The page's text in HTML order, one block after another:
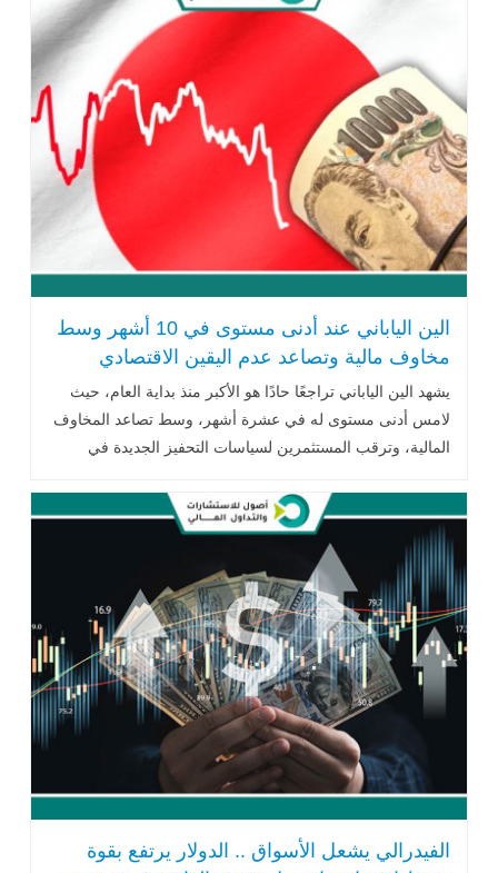
الين الياباني عند أدنى مستوى في 10 أشهر وسط
مخاوف مالية وتصاعد عدم اليقين الاقتصادي
يشهد الين الياباني تراجعًا حادًا هو الأكبر منذ بداية العام، حيث
لامس أدنى مستوى له في عشرة أشهر، وسط تصاعد المخاوف
المالية، وترقب المستثمرين لسياسات التحفيز الجديدة في
الفيدرالي يشعل الأسواق .. الدولار يرتفع بقوة